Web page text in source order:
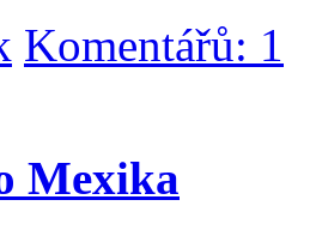
Komentářů: 1
Mexika